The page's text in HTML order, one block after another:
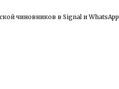
чиновников в Signal и WhatsApp